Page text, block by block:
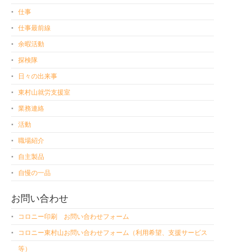
仕事
仕事最前線
余暇活動
探検隊
日々の出来事
東村山就労支援室
業務連絡
活動
職場紹介
自主製品
自慢の一品
お問い合わせ
コロニー印刷 お問い合わせフォーム
コロニー東村山お問い合わせフォーム（利用希望、支援サービス
等）